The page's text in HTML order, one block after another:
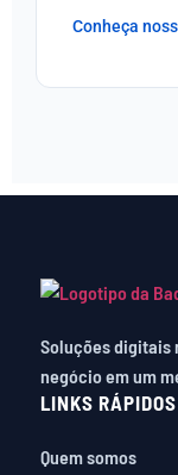
Conheça
Soluções digitais
negócio em um
LINKS RÁPIDOS
Quem somos